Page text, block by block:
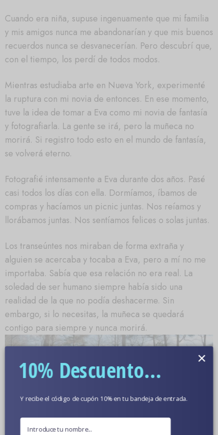
Cuando era niña, supuse ingenuamente que mi familia
y mis amigos nunca me abandonarían y que mis buenos
recuerdos nunca se desvanecerían. Pero descubrí que,
con el tiempo, los perdí de todos modos.
Mientras estudiaba arte en Nueva York, experimenté
la ruptura con mi novia de entonces. En ese momento,
tuve la idea de tomar a Eva como mi novia de fantasía
y fotografiarla. La gente se irá, pero la muñeca no
morirá. Si registro todo esto en el mundo de fantasía,
se volverá eterno.
Fotografié intensamente a Eva durante dos años. Pasé
casi todos los días con ella. Dormíamos, íbamos de
compras y hacíamos un picnic juntas. Nos reíamos y
llorábamos juntas. Nos sentíamos felices o solas juntas.
Los transeúntes nos miraban de forma extraña y
alguien se acercaba y tocaba a Eva, pero a mí no me
importaba. Sabía que esa relación no era real. La
soledad de ser humano siempre había sido una
realidad de la que no podía deshacerme. Sin
embargo, si lo necesitas, la muñeca se quedará
contigo para siempre y nunca morirá.
10% Descuento...
Y recibe el código de cupón 10% en tu bandeja de entrada.
×